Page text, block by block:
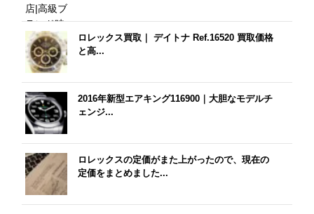
ロレックス買取｜ デイトナ Ref.16520 買取価格
と高...
2016年新型エアキング116900｜大胆なモデルチ
ェンジ...
ロレックスの定価がまた上がったので、現在の
定価をまとめました...